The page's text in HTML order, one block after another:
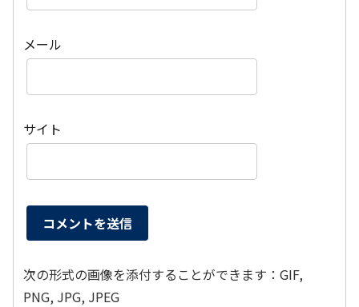
メール
サイト
次の形式の画像を添付することができます：GIF,
PNG, JPG, JPEG